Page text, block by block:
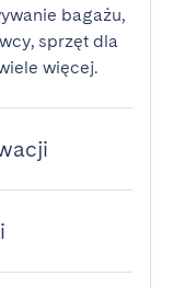
bagażu,
sprzęt dla
więcej.